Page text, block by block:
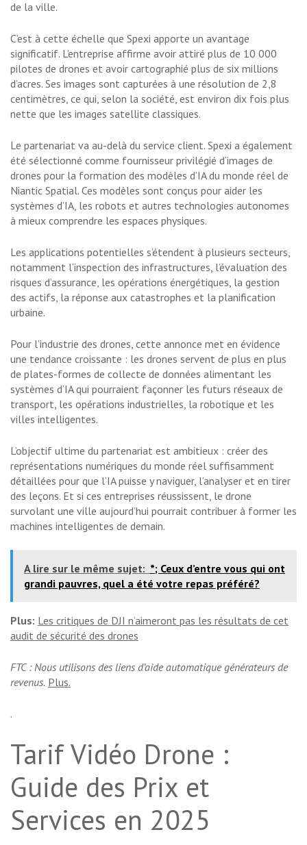
de la ville.
C’est à cette échelle que Spexi apporte un avantage
significatif. L’entreprise affirme avoir attiré plus de 10 000
pilotes de drones et avoir cartographié plus de six millions
d’acres. Ses images sont capturées à une résolution de 2,8
centimètres, ce qui, selon la société, est environ dix fois plus
nette que les images satellite classiques.
Le partenariat va au-delà du service client. Spexi a également
été sélectionné comme fournisseur privilégié d’images de
drones pour la formation des modèles d’IA du monde réel de
Niantic Spatial. Ces modèles sont conçus pour aider les
systèmes d’IA, les robots et autres technologies autonomes
à mieux comprendre les espaces physiques.
Les applications potentielles s’étendent à plusieurs secteurs,
notamment l’inspection des infrastructures, l’évaluation des
risques d’assurance, les opérations énergétiques, la gestion
des actifs, la réponse aux catastrophes et la planification
urbaine.
Pour l’industrie des drones, cette annonce met en évidence
une tendance croissante : les drones servent de plus en plus
de plates-formes de collecte de données alimentant les
systèmes d’IA qui pourraient façonner les futurs réseaux de
transport, les opérations industrielles, la robotique et les
villes intelligentes.
L’objectif ultime du partenariat est ambitieux : créer des
représentations numériques du monde réel suffisamment
détaillées pour que l’IA puisse y naviguer, l’analyser et en tirer
des leçons. Et si ces entreprises réussissent, le drone
survolant une ville aujourd’hui pourrait contribuer à former les
machines intelligentes de demain.
A lire sur le même sujet: *; Ceux d’entre vous qui ont
grandi pauvres, quel a été votre repas préféré?
Plus: Les critiques de DJI n’aimeront pas les résultats de cet
audit de sécurité des drones
FTC : Nous utilisons des liens d’aide automatique générateurs de
revenus. Plus.
.
Tarif Vidéo Drone :
Guide des Prix et
Services en 2025